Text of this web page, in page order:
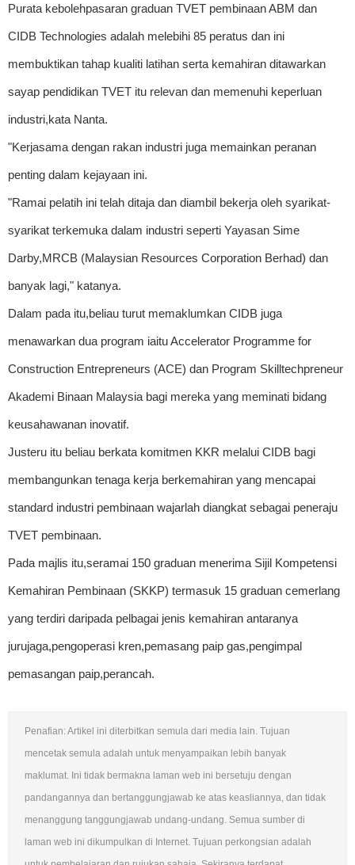
Purata kebolehpasaran graduan TVET pembinaan ABM dan
CIDB Technologies adalah melebihi 85 peratus dan ini
membuktikan tahap kualiti latihan serta kemahiran ditawarkan
sayap pendidikan TVET itu relevan dan memenuhi keperluan
industri,kata Nanta.
"Kerjasama dengan rakan industri juga memainkan peranan
penting dalam kejayaan ini.
"Ramai pelatih ini telah ditaja dan diambil bekerja oleh syarikat-
syarikat terkemuka dalam industri seperti Yayasan Sime
Darby,MRCB (Malaysian Resources Corporation Berhad) dan
banyak lagi," katanya.
Dalam pada itu,beliau turut memaklumkan CIDB juga
menawarkan dua program iaitu Accelerator Programme for
Construction Entrepreneurs (ACE) dan Program Skilltechpreneur
Akademi Binaan Malaysia bagi mereka yang meminati bidang
keusahawanan inovatif.
Justeru itu beliau berkata komitmen KKR melalui CIDB bagi
membangunkan tenaga kerja berkemahiran yang mencapai
standard industri pembinaan wajarlah diangkat sebagai peneraju
TVET pembinaan.
Pada majlis itu,seramai 150 graduan menerima Sijil Kompetensi
Kemahiran Pembinaan (SKKP) termasuk 15 graduan cemerlang
yang terdiri daripada pelbagai jenis kemahiran antaranya
jurujaga,pengoperasi kren,pemasang paip gas,pengimpal
pemasangan paip,perancah.
Penafian: Artikel ini diterbitkan semula dari media lain. Tujuan
mencetak semula adalah untuk menyampaikan lebih banyak
maklumat. Ini tidak bermakna laman web ini bersetuju dengan
pandangannya dan bertanggungjawab ke atas keasliannya, dan tidak
menanggung tanggungjawab undang-undang. Semua sumber di
laman web ini dikumpulkan di Internet. Tujuan perkongsian adalah